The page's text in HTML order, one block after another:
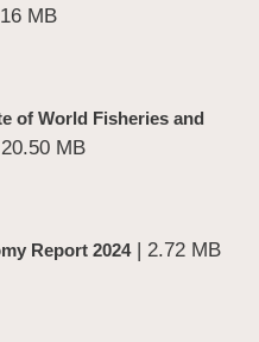
MB
of World Fisheries and
MB
Report 2024| 2.72 MB